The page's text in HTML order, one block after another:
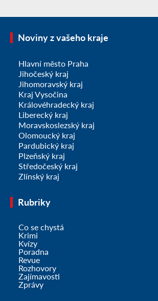
Noviny z vašeho kraje
Hlavní město Praha
Jihočeský kraj
Jihomoravský kraj
Kraj Vysočina
Královéhradecký kraj
Liberecký kraj
Moravskoslezský kraj
Olomoucký kraj
Pardubický kraj
Plzeňský kraj
Středočeský kraj
Zlínský kraj
Rubriky
Co se chystá
Krimi
Kvízy
Poradna
Revue
Rozhovory
Zajímavosti
Zprávy